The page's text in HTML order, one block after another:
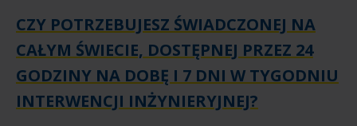
CZY POTRZEBUJESZ ŚWIADCZONEJ NA
CAŁYM ŚWIECIE, DOSTĘPNEJ PRZEZ 24
GODZINY NA DOBĘ I 7 DNI W TYGODNIU
INTERWENCJI INŻYNIERYJNEJ?